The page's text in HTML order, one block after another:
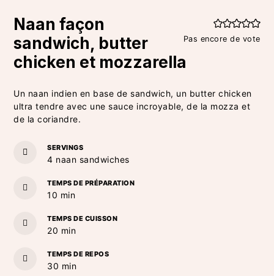
Pas encore de vote
Naan façon
sandwich, butter
chicken et mozzarella
Un naan indien en base de sandwich, un butter chicken
ultra tendre avec une sauce incroyable, de la mozza et
de la coriandre.
SERVINGS
4 naan sandwiches
TEMPS DE PRÉPARATION
10 minutes
min
TEMPS DE CUISSON
20 minutes
min
TEMPS DE REPOS
30 minutes
min